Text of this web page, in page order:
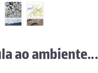
Geologia, da sala de aula ao ambiente natural, na região oeste de Portugal